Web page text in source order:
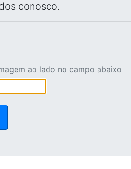
conosco.
ao lado no campo abaixo